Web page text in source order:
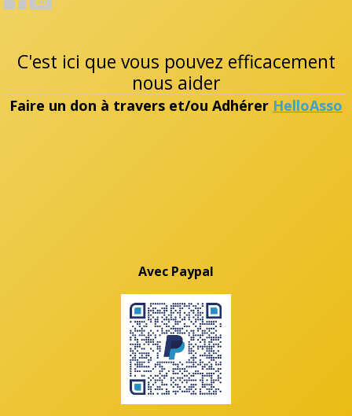
C'est ici que vous pouvez efficacement
nous aider
Faire un don à travers et/ou Adhérer HelloAsso
Avec Paypal